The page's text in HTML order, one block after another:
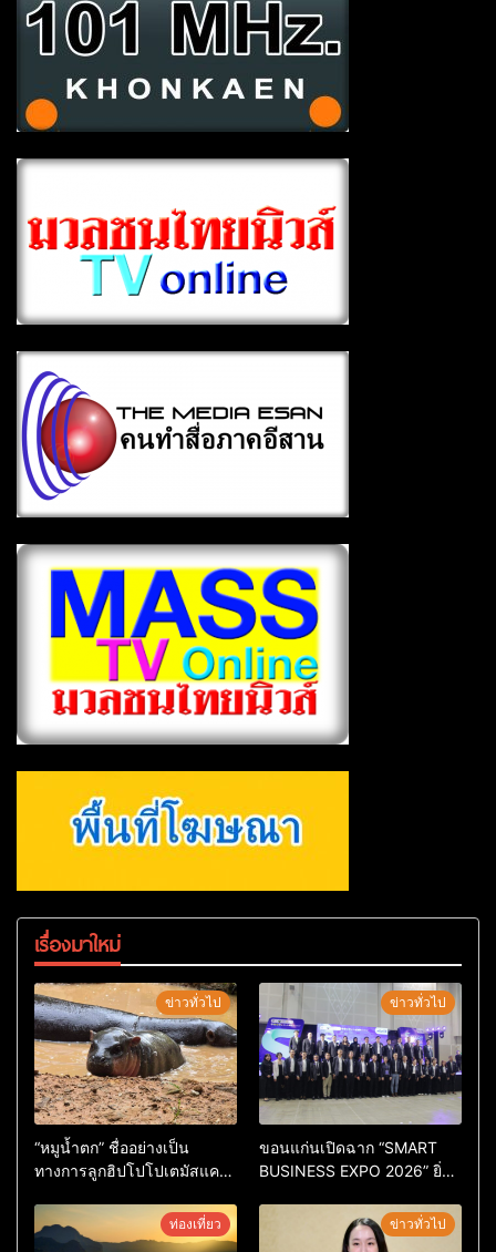
เรื่องมาใหม่
ข่าวทั่วไป
“หมูน้ำตก” ชื่ออย่างเป็น
ทางการลูกฮิปโปโปเตมัสแคระ
หลังผู้ร่วมกิจกรรมร่วมโหวต
ชนะกว่า 10,000 คะแนน
ข่าวทั่วไป
ขอนแก่นเปิดฉาก “SMART
BUSINESS EXPO 2026” ยิ่ง
ยกระดับเศรษฐกิจดิจิทัลอีสาน
ท่องเที่ยว ข่าวทั่วไป